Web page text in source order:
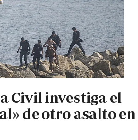
Civil investiga el
de otro asalto en